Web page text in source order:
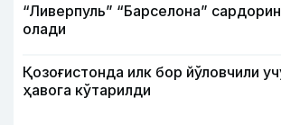
“Ливерпуль” “Барселона”
олади
Қозоғистонда илк бор йўловчили
ҳавога кўтарилди